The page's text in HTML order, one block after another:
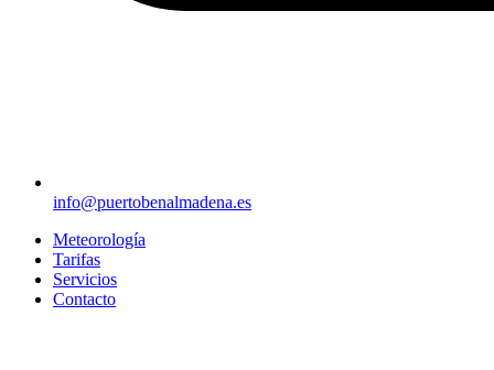
info@puertobenalmadena.es
Meteorología
Tarifas
Servicios
Contacto